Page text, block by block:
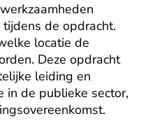
de opdracht.
locatie de
Deze opdracht
leiding en
in de publieke sector,